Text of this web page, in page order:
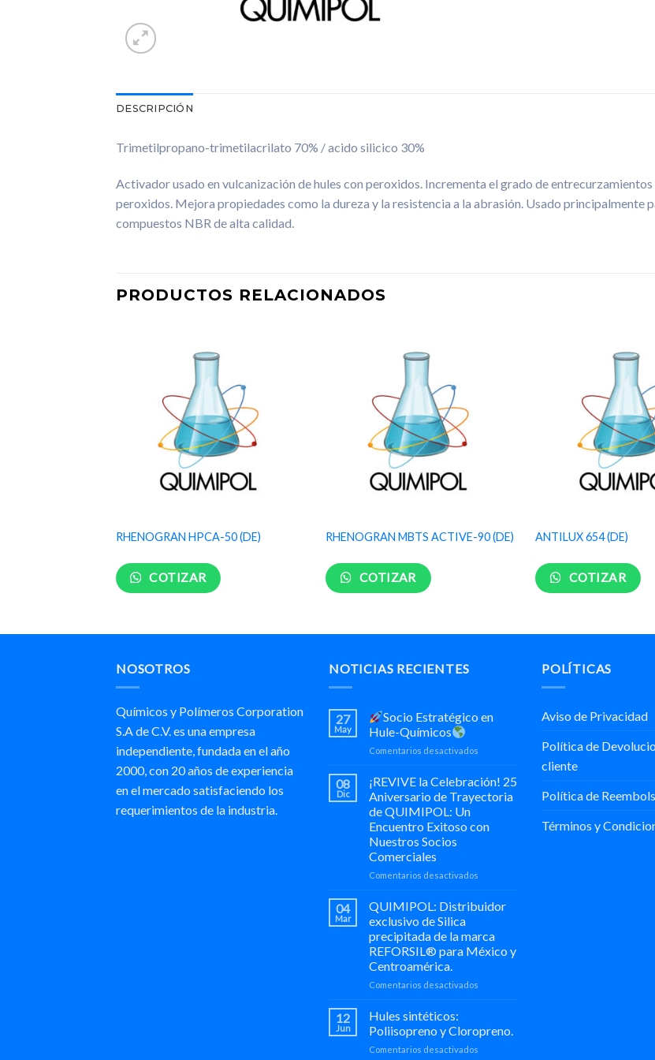
DESCRIPCIÓN
Trimetilpropano-trimetilacrilato 70% / acido silicico 30%
Activador usado en vulcanización de hules con peroxidos. Incrementa el grado de
peroxidos. Mejora propiedades como la dureza y la resistencia a la abrasión. Usado principalmente
compuestos NBR de alta calidad.
PRODUCTOS RELACIONADOS
RHENOGRAN HPCA-50 (DE)
COTIZAR
RHENOGRAN MBTS ACTIVE-90 (DE)
COTIZAR
ANTILUX 654 (DE)
COTIZAR
NOSOTROS
Químicos y Polímeros Corporation
S.A de C.V. es una empresa
independiente, fundada en el año
2000, con 20 años de experiencia
en el mercado satisfaciendo los
requerimientos de la industria.
NOTICIAS RECIENTES
27
May
Socio Estratégico en
Hule-Químicos
Comentarios desactivados
Socio
en
Químicos
08
Dic
¡REVIVE la Celebración! 25
Aniversario de Trayectoria
de QUIMIPOL: Un
Encuentro Exitoso con
Nuestros Socios
Comerciales
Comentarios desactivados
Aniversario
de
Exitoso
04
Mar
QUIMIPOL: Distribuidor
exclusivo de Silica
precipitada de la marca
REFORSIL® para México y
Centroamérica.
Comentarios desactivados
de
12
Jun
Hules sintéticos:
Poliisopreno y Cloropreno.
Comentarios desactivados
POLÍTICAS
Aviso de Privacidad
Política de
cliente
Política de
Términos y